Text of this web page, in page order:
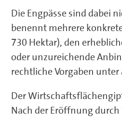
Die Engpässe sind dabei
benennt mehrere
730 Hektar), den
oder unzureichende
rechtliche Vorgaben
Der
Nach der Eröffnung